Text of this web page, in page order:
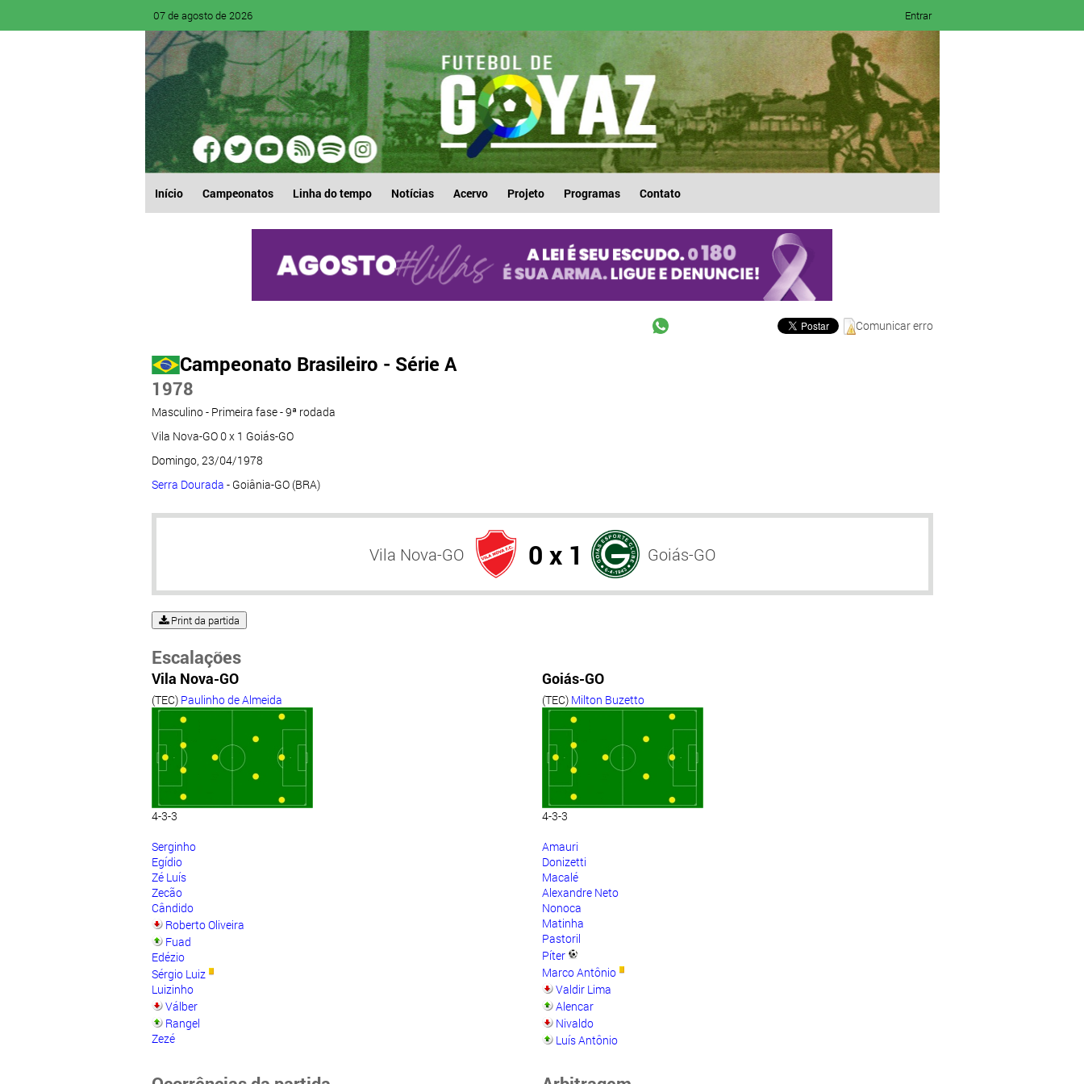
07 de agosto de 2026 Entrar
Início Campeonatos Linha do tempo Notícias Acervo Projeto Programas Contato
Comunicar erro
Campeonato Brasileiro - Série A
1978
Masculino - Primeira fase - 9ª rodada
Vila Nova-GO 0 x 1 Goiás-GO
Domingo, 23/04/1978
Serra Dourada - Goiânia-GO (BRA)
Vila Nova-GO 0 x 1 Goiás-GO
Print da partida
Escalações
Vila Nova-GO
(TEC) Paulinho de Almeida
4-3-3
Serginho
Egídio
Zé Luís
Zecão
Cândido
Roberto Oliveira
Fuad
Edézio
Sérgio Luiz
Luizinho
Válber
Rangel
Zezé
Goiás-GO
(TEC) Milton Buzetto
4-3-3
Amauri
Donizetti
Macalé
Alexandre Neto
Nonoca
Matinha
Pastoril
Píter
Marco Antônio
Valdir Lima
Alencar
Nivaldo
Luís Antônio